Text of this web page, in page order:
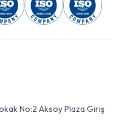
No:2 Aksoy Plaza Giriş